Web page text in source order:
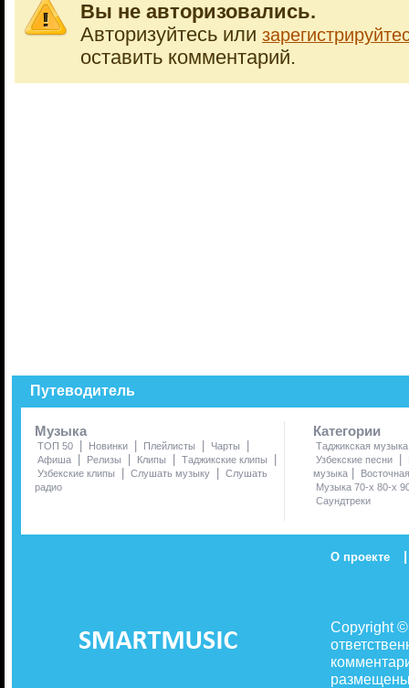
Вы не авторизовались.
Авторизуйтесь или
оставить комментарий.
Путеводитель
Музыка
ТОП 50 | Новинки | Плейлисты | Чарты |
Афиша | Релизы | Клипы | Таджикские клипы |
Узбекские клипы | Слушать музыку | Слушать
радио
Категории
Таджикская музыка
Узбекские песни
|
музыка |
Музыка 70-х 80-х
Саундтреки
О проекте |
Copyright
размещены